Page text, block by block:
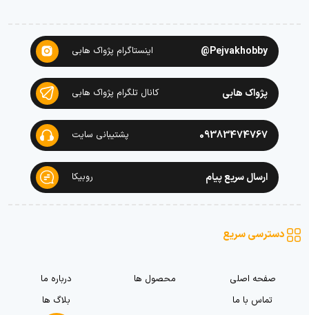
Pejvakhobby@ اینستاگرام پژواک هابی
پژواک هابی کانال تلگرام پژواک هابی
09383474767 پشتیبانی سایت
ارسال سریع پیام روبیکا
دسترسی سریع
صفحه اصلی محصول ها
درباره ما
تماس با ما
بلاگ ها